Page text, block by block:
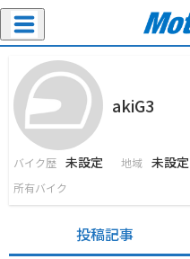
akiG3
バイク歴 未設定 地域 未設定
所有バイク
投稿記事